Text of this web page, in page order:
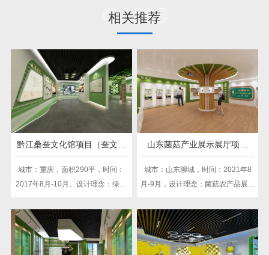
Cases
相关推荐
黔江桑蚕文化馆项目（蚕文化
类）
城市：重庆，面积290平，时间：
2017年8月-10月。设计理念：绿色
力与未来发展趋势，流线清晰，分
区合理，凸显桑蚕农业产业链各环
节。
山东菌菇产业展示展厅项目
（菌菇类）
城市：山东聊城，时间：2021年8
月-9月，设计理念：菌菇农产品展厅
缀，展现产品发展之路，展示产品
发展潜力，展现生态农业之美景